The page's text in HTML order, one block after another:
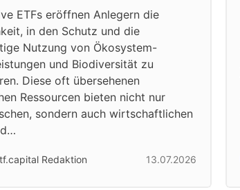
ETFs eröffnen Anlegern die
in den Schutz und die
Nutzung von Ökosystem-
und Biodiversität zu
Diese oft übersehenen
Ressourcen bieten nicht nur
sondern auch wirtschaftlichen
Redaktion 13.07.2026